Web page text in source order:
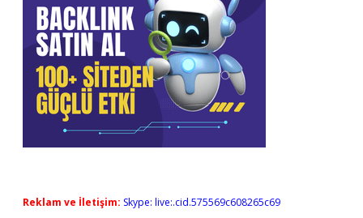
Reklam ve İletişim: Skype: live:.cid.575569c608265c69